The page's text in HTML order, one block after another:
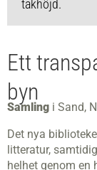
takhöjd.
Ett
byn
Samling i Sand,
Det nya
litteratur,
helhet genom en